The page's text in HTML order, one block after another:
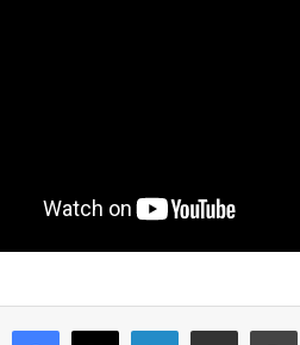
Facebook
X LinkedIn
Condividi via Email